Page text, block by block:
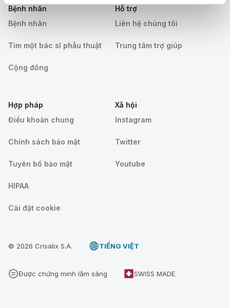
Bệnh nhân
Bệnh nhân
Tìm một bác sĩ phẫu thuật
Cộng đồng
Hỗ trợ
Liên hệ chúng tôi
Trung tâm trợ giúp
Hợp pháp
Điều khoản chung
Chính sách bảo mật
Tuyên bố bảo mật
HIPAA
Cài đặt cookie
Xã hội
Instagram
Twitter
Youtube
© 2026 Crisalix S.A. TIẾNG VIỆT
Được chứng minh lâm sàng SWISS MADE